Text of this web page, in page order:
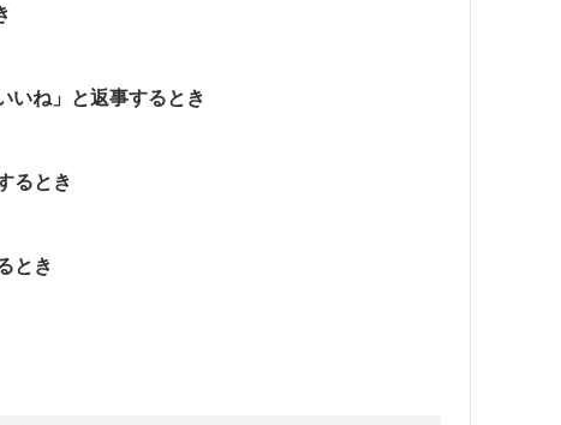
いね」と返事するとき
るとき
とき